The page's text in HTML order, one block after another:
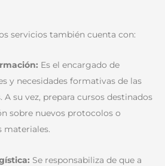
servicios también cuenta con:
Es el encargado de
y necesidades formativas de las
A su vez, prepara cursos destinados
sobre nuevos protocolos o
materiales.
Se responsabiliza de que a